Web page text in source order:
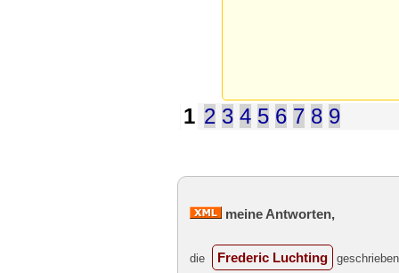
1 2 3 4 5 6 7 8 9
meine Antworten,
die Frederic Luchting